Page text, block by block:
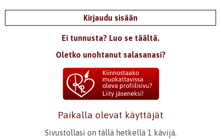
Kirjaudu sisään
Ei tunnusta? Luo se täältä.
Oletko unohtanut salasanasi?
Paikalla olevat käyttäjät
Sivustollasi on tällä hetkellä 1 kävijä.